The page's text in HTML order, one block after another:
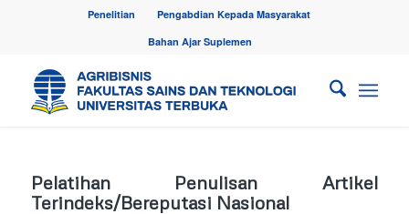
Penelitian
Pengabdian Kepada Masyarakat
Bahan Ajar Suplemen
Pelatihan Penulisan Artikel
Terindeks/Bereputasi Nasional